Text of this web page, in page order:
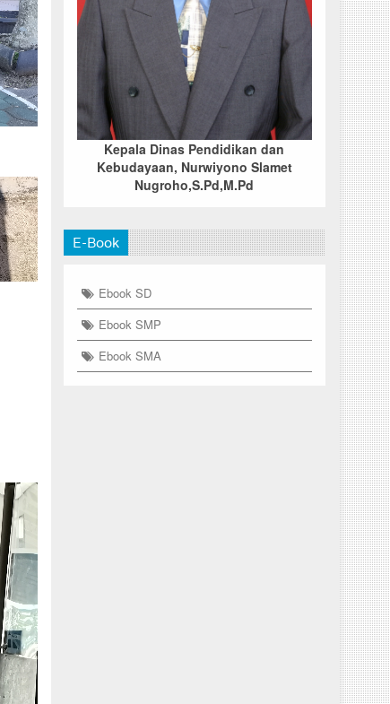
Kepala Dinas Pendidikan dan
Kebudayaan, Nurwiyono Slamet
Nugroho,S.Pd,M.Pd
E-Book
Ebook SD
Ebook SMP
Ebook SMA